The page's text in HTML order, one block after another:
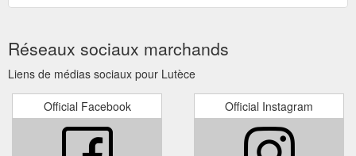
Réseaux sociaux marchands
Liens de médias sociaux pour Lutèce
Official Facebook Official Instagram